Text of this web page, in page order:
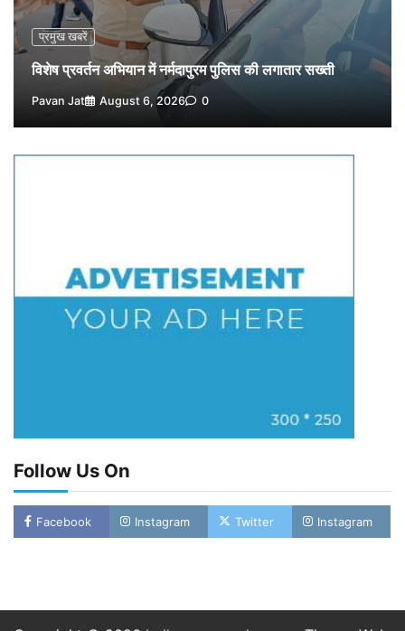
4
पर्सनल लोन, क्रेडिट कार्ड और क्यूआर कोड के नाम पर लाखों की
साइबर ठगी, फर्जी सिम बेचने वाला आरोपी गिरफ्तार
Pavan Jat August 5, 2026
विशेष प्रवर्तन अभियान में नर्मदापुरम पुलिस की सख्त कार्रवाई
Pavan Jat August 5, 2026
प्रमुख खबरें
विशेष प्रवर्तन अभियान में नर्मदापुरम पुलिस की लगातार सख्ती
Pavan Jat August 6, 2026 0
Follow Us On
Facebook Instagram Twitter Instagram